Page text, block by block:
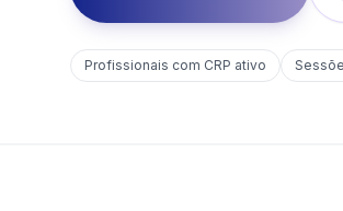
Profissionais com CRP ativo